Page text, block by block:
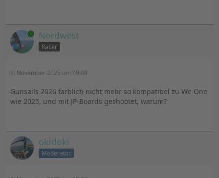
Online Nordwest
Racer
8. November 2025 um 09:49
Gunsails 2026 farblich nicht mehr so kompatibel zu We One
wie 2025, und mit JP-Boards geshootet, warum?
okidoki
Moderator